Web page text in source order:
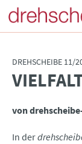
DREHSCHEIBE 11/
:
von
In der